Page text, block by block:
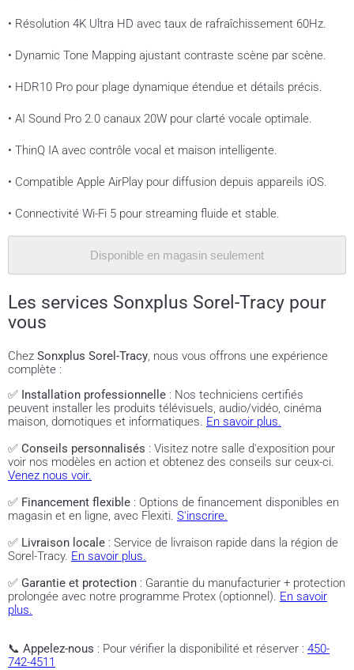
• Résolution 4K Ultra HD avec taux de rafraîchissement 60Hz.
• Dynamic Tone Mapping ajustant contraste scène par scène.
• HDR10 Pro pour plage dynamique étendue et détails précis.
• AI Sound Pro 2.0 canaux 20W pour clarté vocale optimale.
• ThinQ IA avec contrôle vocal et maison intelligente.
• Compatible Apple AirPlay pour diffusion depuis appareils iOS.
• Connectivité Wi-Fi 5 pour streaming fluide et stable.
Disponible en magasin seulement
Les services Sonxplus Sorel-Tracy pour
vous
Chez Sonxplus Sorel-Tracy, nous vous offrons une expérience
complète :
✅ Installation professionnelle : Nos techniciens certifiés
peuvent installer les produits télévisuels, audio/vidéo, cinéma
maison, domotiques et informatiques. En savoir plus.
✅ Conseils personnalisés : Visitez notre salle d'exposition pour
voir nos modèles en action et obtenez des conseils sur ceux-ci.
Venez nous voir.
✅ Financement flexible : Options de financement disponibles en
magasin et en ligne, avec Flexiti. S'inscrire.
✅ Livraison locale : Service de livraison rapide dans la région de
Sorel-Tracy. En savoir plus.
✅ Garantie et protection : Garantie du manufacturier + protection
prolongée avec notre programme Protex (optionnel). En savoir
plus.
📞 Appelez-nous : Pour vérifier la disponibilité et réserver : 450-
742-4511